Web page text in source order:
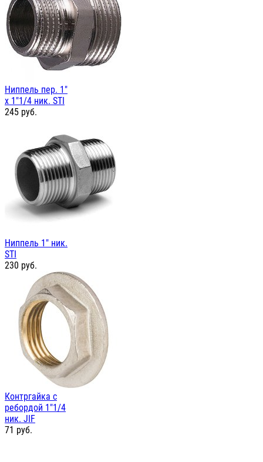
Ниппель пер. 1"
х 1"1/4 ник. STI
245 руб.
Ниппель 1" ник.
STI
230 руб.
Контргайка с
ребордой 1"1/4
ник. JIF
71 руб.